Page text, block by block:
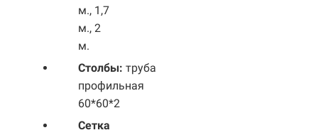
м., 1,7
м., 2
м.
Столбы: труба
профильная
60*60*2
Сетка